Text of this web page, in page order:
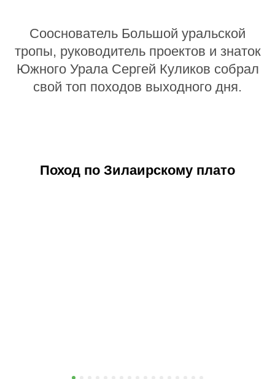
Сооснователь Большой уральской
тропы, руководитель проектов и знаток
Южного Урала Сергей Куликов собрал
свой топ походов выходного дня.
Поход по Зилаирскому плато